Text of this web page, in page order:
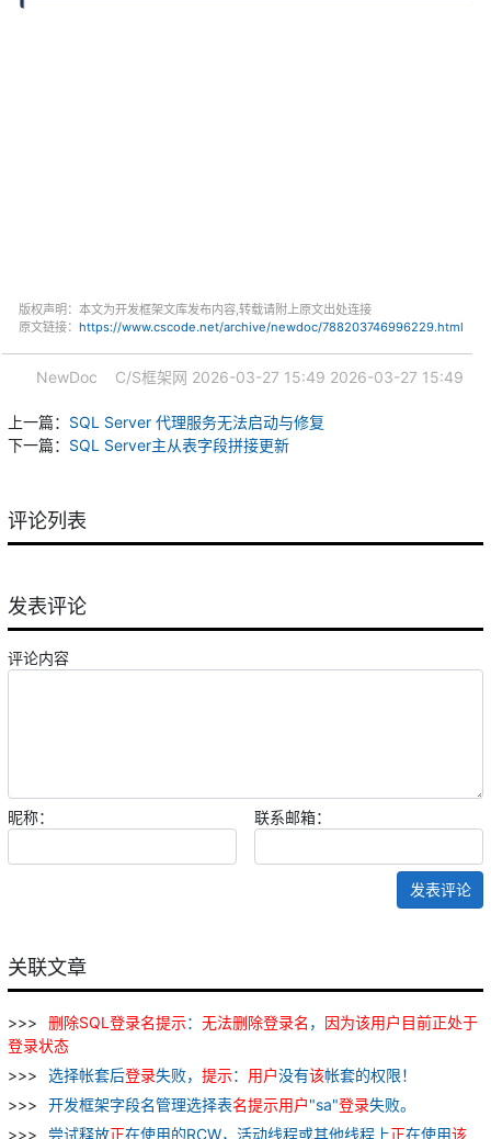
版权声明：本文为开发框架文库发布内容,转载请附上原文出处连接
原文链接： https://www.cscode.net/archive/newdoc/788203746996229.html
NewDoc C/S框架网 2026-03-27 15:49 2026-03-27 15:49
上一篇： SQL Server 代理服务无法启动与修复
下一篇： SQL Server主从表字段拼接更新
评论列表
发表评论
评论内容
昵称： 联系邮箱：
发表评论
关联文章
删除SQL 登录名提示： 无法删除登录名 ， 因为该用户 目前正处于
登录状态
选择帐套后登录失败， 提示： 用户没有该帐套的权限！
开发框架字段名管理选择表名提示用户"sa"登录失败。
尝试释放正在使用的RCW，活动线程或其他线程上正在使用该